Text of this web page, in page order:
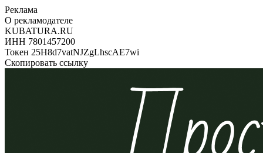
Реклама
О рекламодателе
KUBATURA.RU
ИНН 7801457200
Токен 25H8d7vatNJZgLhscAE7wi
Скопировать ссылку